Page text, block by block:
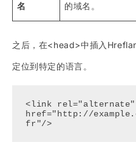
名 的域名。
之后，在<head>中插入
定位到特定的语言。
<link rel="alternate"
href="http://
fr"/>